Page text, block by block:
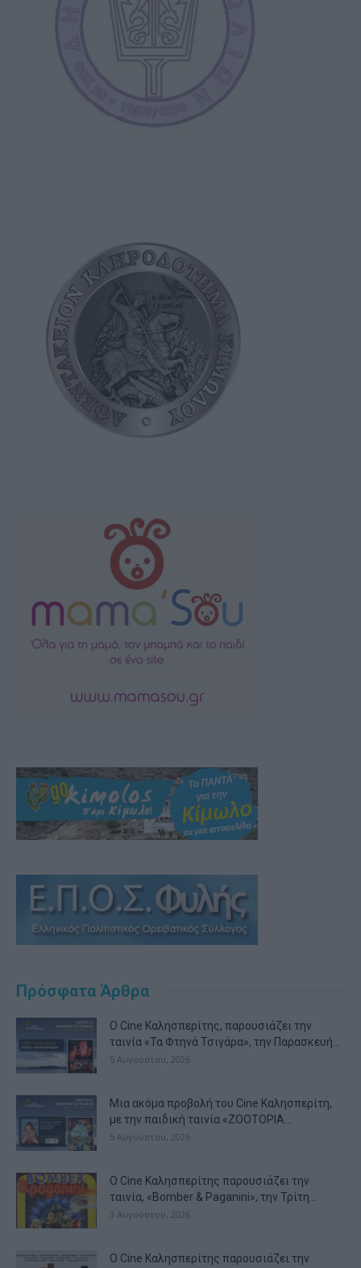
Πρόσφατα Άρθρα
Ο Cine Καλησπερίτης, παρουσιάζει την
ταινία «Τα Φτηνά Τσιγάρα», την Παρασκευή...
5 Αυγούστου, 2026
Μια ακόμα προβολή του Cine Καλησπερίτη,
με την παιδική ταινία «ZOOTOPIA...
5 Αυγούστου, 2026
Ο Cine Καλησπερίτης παρουσιάζει την
ταινία, «Bomber & Paganini», την Τρίτη...
3 Αυγούστου, 2026
Ο Cine Καλησπερίτης παρουσιάζει την